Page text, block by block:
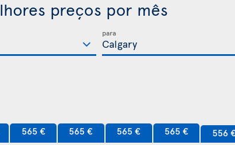
preços por mês
para
565 € 565 € 565 € 565 € 556